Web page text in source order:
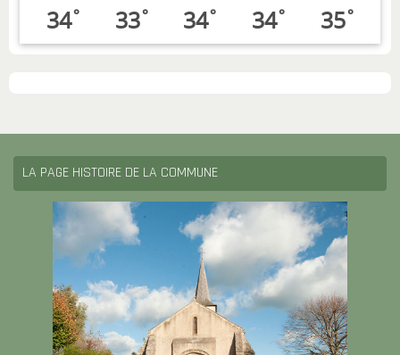
34° 33° 34° 34° 35°
LA PAGE HISTOIRE DE LA COMMUNE